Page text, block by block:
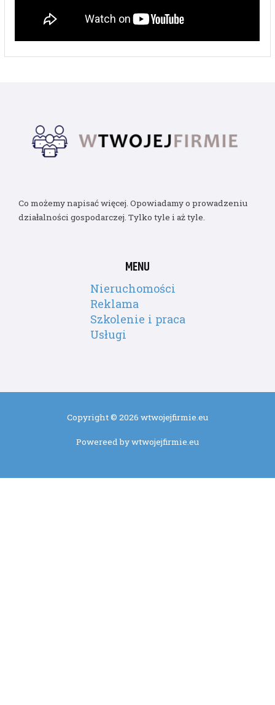
Co możemy napisać więcej. Opowiadamy o prowadzeniu
działalności gospodarczej. Tylko tyle i aż tyle.
MENU
Nieruchomości
Reklama
Szkolenie i praca
Usługi
Copyright © 2026 wtwojejfirmie.eu
Powereed by wtwojejfirmie.eu